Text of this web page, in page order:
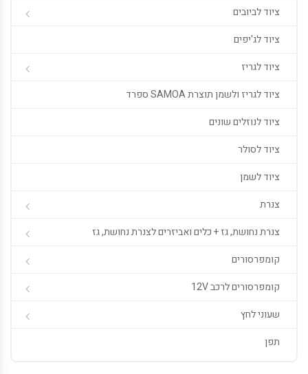
ציוד לביובים
ציוד לג'יפים
ציוד לגריז
ציוד לגריז ולשמן תוצרת SAMOA ספרד
ציוד לנוזלים שונים
ציוד לסולר
ציוד לשמן
צנרת
צנרת נחושת, גז + כלים ואביזרים לצנרת נחושת, גז
קומפרסורים
קומפרסורים לרכב 12V
שעוני לחץ
תפן